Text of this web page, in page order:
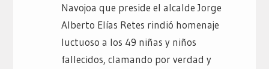
Navojoa que preside el alcalde Jorge
Alberto Elías Retes rindió homenaje
luctuoso a los 49 niñas y niños
fallecidos, clamando por verdad y